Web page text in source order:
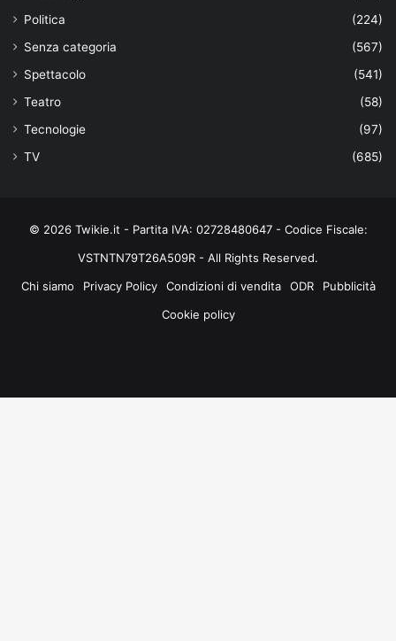
Politica
(224)
Senza categoria
(567)
Spettacolo
(541)
Teatro
(58)
Tecnologie
(97)
TV
(685)
© 2026 Twikie.it - Partita IVA: 02728480647 - Codice Fiscale:
VSTNTN79T26A509R - All Rights Reserved.
Chi siamo
Privacy Policy Condizioni di vendita ODR
Pubblicità
Cookie policy
Tube